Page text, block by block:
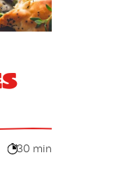
30 min